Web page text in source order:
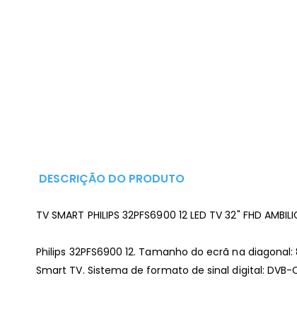
DESCRIÇÃO DO PRODUTO
TV SMART PHILIPS 32PFS6900 12 LED TV 32" FHD
Philips 32PFS6900 12. Tamanho do ecrã na
Smart TV. Sistema de formato de sinal digital: DVB-